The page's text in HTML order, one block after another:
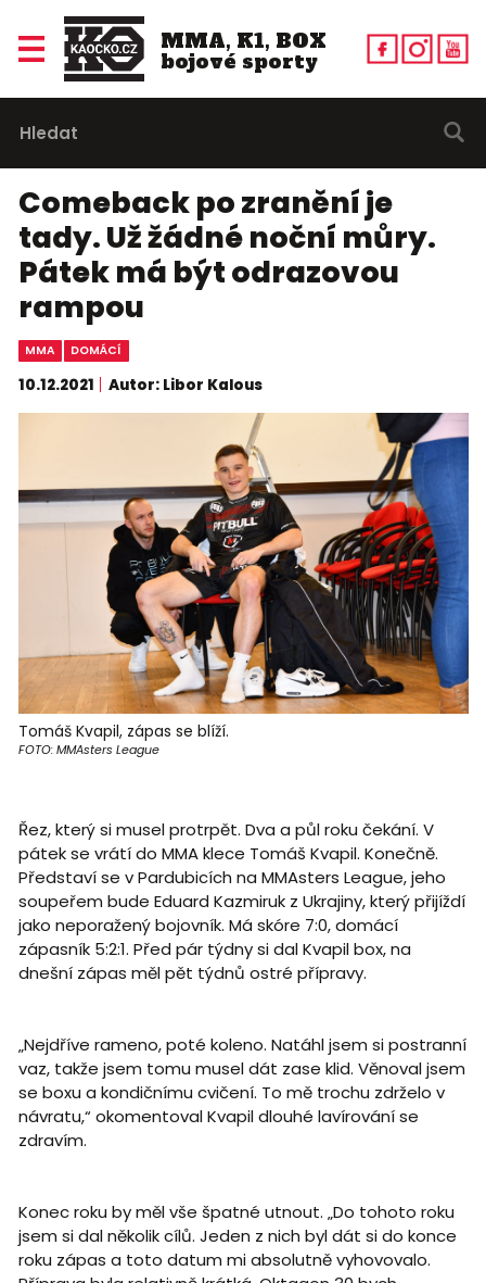
MMA, K1, BOX
bojové sporty
Comeback po zranění je
tady. Už žádné noční můry.
Pátek má být odrazovou
rampou
MMA DOMÁCÍ
10.12.2021 Autor: Libor Kalous
Tomáš Kvapil, zápas se blíží.
FOTO: MMAsters League
Řez, který si musel protrpět. Dva a půl roku čekání. V
pátek se vrátí do MMA klece Tomáš Kvapil. Konečně.
Představí se v Pardubicích na MMAsters League, jeho
soupeřem bude Eduard Kazmiruk z Ukrajiny, který přijíždí
jako neporažený bojovník. Má skóre 7:0, domácí
zápasník 5:2:1. Před pár týdny si dal Kvapil box, na
dnešní zápas měl pět týdnů ostré přípravy.
„Nejdříve rameno, poté koleno. Natáhl jsem si postranní
vaz, takže jsem tomu musel dát zase klid. Věnoval jsem
se boxu a kondičnímu cvičení. To mě trochu zdrželo v
návratu,“ okomentoval Kvapil dlouhé lavírování se
zdravím.
Konec roku by měl vše špatné utnout. „Do tohoto roku
jsem si dal několik cílů. Jeden z nich byl dát si do konce
roku zápas a toto datum mi absolutně vyhovovalo.